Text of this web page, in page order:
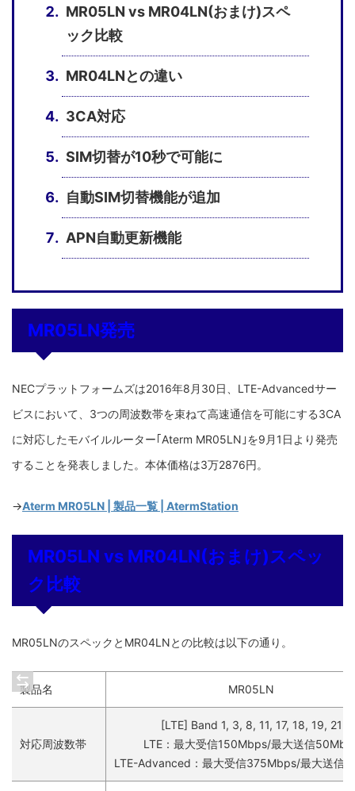
MR05LN vs MR04LN(おまけ)スペ
ック比較
MR04LNとの違い
3CA対応
SIM切替が10秒で可能に
自動SIM切替機能が追加
APN自動更新機能
MR05LN発売
NECプラットフォームズは2016年8月30日、LTE-Advancedサー
ビスにおいて、3つの周波数帯を束ねて高速通信を可能にする3CA
に対応したモバイルルーター｢Aterm MR05LN｣を9月1日より発売
することを発表しました。本体価格は3万2876円。
→Aterm MR05LN | 製品一覧 | AtermStation
MR05LN vs MR04LN(おまけ)スペッ
ク比較
MR05LNのスペックとMR04LNとの比較は以下の通り。
製品名 MR05LN
対応周波数帯
[LTE] Band 1, 3, 8, 11, 17, 18, 19, 21
LTE：最大受信150Mbps/最大送信
LTE-Advanced：最大受信375Mbps/最大送信